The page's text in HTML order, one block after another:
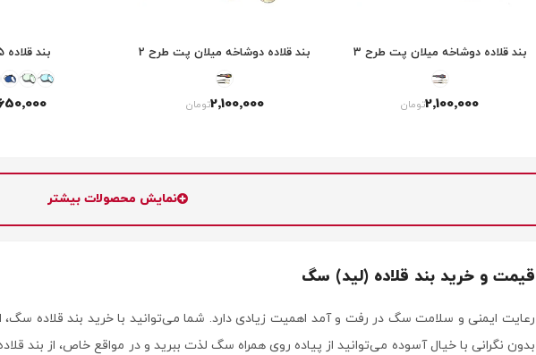
بند قلاده دوشاخه میلان پت طرح 3
2٬100٬000تومان
بند قلاده دوشاخه میلان پت طرح 2
2٬100٬000تومان
بند قلاده 5 متری
نمایش محصولات بیشتر
قیمت و خرید بند قلاده (لید) سگ
رعایت ایمنی و سلامت سگ در رفت و آمد اهمیت زیادی دارد. شما می‌توانید با خرید بند قلاده سگ،
بدون نگرانی با خیال آسوده می‌توانید از پیاده روی همراه سگ لذت ببرید و در مواقع خاص، از بند